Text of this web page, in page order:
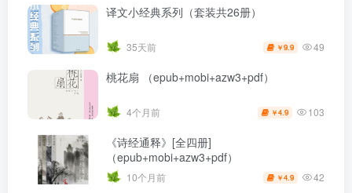
译文小经典系列（套装共26册）
35天前 ￥9.9 49
桃花扇 （epub+mobi+azw3+pdf）
4个月前 ￥4.9 103
《诗经通释》[全四册]
（epub+mobi+azw3+pdf）
10个月前 ￥4.9 42